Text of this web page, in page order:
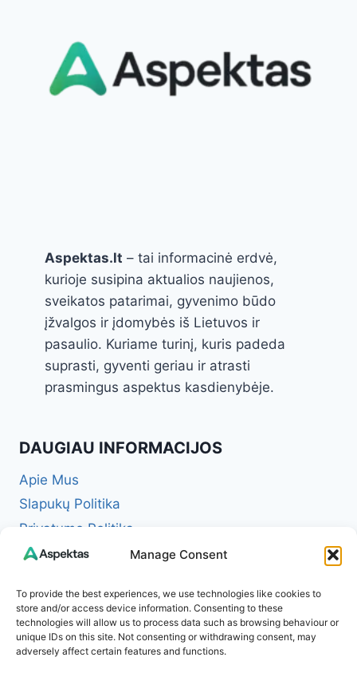
Manage Consent
To provide the best experiences, we use technologies like cookies to
store and/or access device information. Consenting to these
technologies will allow us to process data such as browsing behaviour or
unique IDs on this site. Not consenting or withdrawing consent, may
adversely affect certain features and functions.
Aspektas.lt – tai informacinė erdvė,
kurioje susipina aktualios naujienos,
sveikatos patarimai, gyvenimo būdo
įžvalgos ir įdomybės iš Lietuvos ir
pasaulio. Kuriame turinį, kuris padeda
suprasti, gyventi geriau ir atrasti
prasmingus aspektus kasdienybėje.
DAUGIAU INFORMACIJOS
Apie Mus
Slapukų Politika
Privatumo Politika
Redakcinė politika + Klaidų taisymo politika
Atsakomybės apribojimas (Disclaimer)
Naudojimosi taisyklės (Terms of Service)
Kontaktai